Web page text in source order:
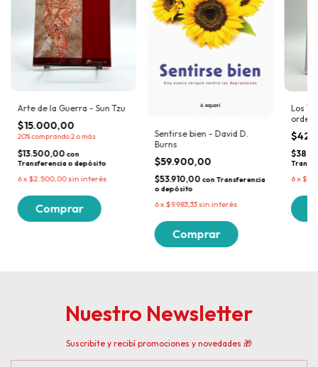
Arte de la Guerra - Sun Tzu
$15.000,00
20%comprando 2 o más
$13.500,00 con
Transferencia o depósito
6x $2.500,00sin interés
Sentirse bien - David D.
Burns
$59.900,00
$53.910,00 conTransferencia
o depósito
6x $9.983,33sin interés
Los
orden
Haines
6x
Nuestro Newsletter
Suscribite y recibí promociones y novedades 🎁